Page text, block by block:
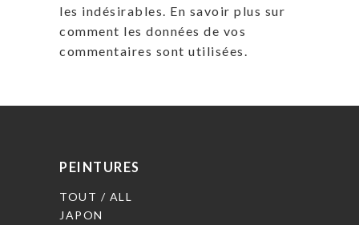
les indésirables. En savoir plus sur
comment les données de vos
commentaires sont utilisées.
PEINTURES
TOUT / ALL
JAPON